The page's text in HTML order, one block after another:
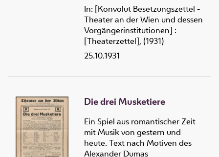
In: [Konvolut Besetzungszettel -
Theater an der Wien und dessen
Vorgängerinstitutionen] :
[Theaterzettel], (1931)
25.10.1931
Die drei Musketiere
Ein Spiel aus romantischer Zeit
mit Musik von gestern und
heute. Text nach Motiven des
Alexander Dumas